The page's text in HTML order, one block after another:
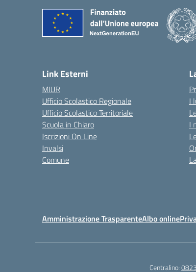
Link Esterni
MIUR
Ufficio Scolastico Regionale
Ufficio Scolastico Territoriale
Scuola in Chiaro
Iscrizioni On Line
Invalsi
Comune
I
I
Amministrazione TrasparenteAlbo online
Centralino: